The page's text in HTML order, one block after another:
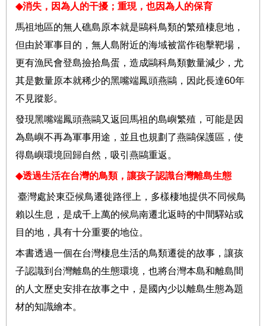
◆消失，因為人的干擾；重現，也因為人的保育
馬祖地區的無人礁島原本就是鷗科鳥類的繁殖棲息地，
但由於軍事目的，無人島附近的海域被當作砲擊靶場，
更有漁民會登島撿拾鳥蛋，造成鷗科鳥類數量減少，尤
其是數量原本就稀少的黑嘴端鳳頭燕鷗，因此長達60年
不見蹤影。
發現黑嘴端鳳頭燕鷗又返回馬祖的島嶼繁殖，可能是因
為島嶼不再為軍事用途，並且也規劃了燕鷗保護區，使
得島嶼環境回歸自然，吸引燕鷗重返。
◆透過生活在台灣的鳥類，讓孩子認識台灣離島生態
臺灣處於東亞候鳥遷徙路徑上，多樣棲地提供不同候鳥
賴以生息，是成千上萬的候烏南遷北返時的中間驛站或
目的地，具有十分重要的地位。
本書透過一個在台灣棲息生活的鳥類遷徙的故事，讓孩
子認識到台灣離島的生態環境，也將台灣本島和離島間
的人文歷史安排在故事之中，是國內少以離島生態為題
材的知識繪本。